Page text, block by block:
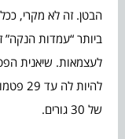
הבטן. זה לא מקרי,
ביותר “עמדות הנקה”
לעצמאות. שיאנית
של 30 גורים.